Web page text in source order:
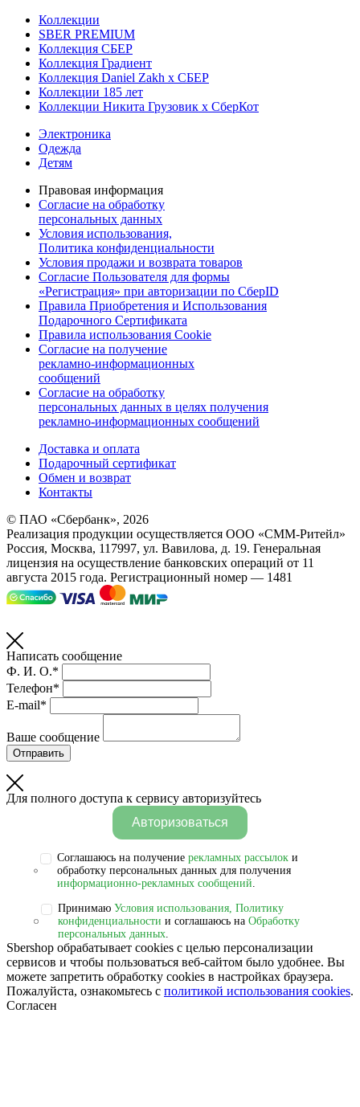
Коллекции
SBER PREMIUM
Коллекция СБЕР
Коллекция Градиент
Коллекция Daniel Zakh x СБЕР
Коллекции 185 лет
Коллекции Никита Грузовик х СберКот
Электроника
Одежда
Детям
Правовая информация
Согласие на обработку
персональных данных
Условия использования,
Политика конфиденциальности
Условия продажи и возврата товаров
Согласие Пользователя для формы
«Регистрация» при авторизации по СберID
Правила Приобретения и Использования
Подарочного Сертификата
Правила использования Cookie
Согласие на получение
рекламно-информационных
сообщений
Согласие на обработку
персональных данных в целях получения
рекламно-информационных сообщений
Доставка и оплата
Подарочный сертификат
Обмен и возврат
Контакты
© ПАО «Сбербанк», 2026
Реализация продукции осуществляется ООО «СММ-Ритейл»
Россия, Москва, 117997, ул. Вавилова, д. 19. Генеральная
лицензия на осуществление банковских операций от 11
августа 2015 года. Регистрационный номер — 1481
Написать сообщение
Ф. И. О.*
Телефон*
E-mail*
Ваше сообщение
Отправить
Для полного доступа к сервису авторизуйтесь
Авторизоваться
Соглашаюсь на получениерекламных рассылок и
обработку персональных данных для получения
информационно-рекламных сообщений
Принимаю Условия использования, Политику
конфиденциальности и соглашаюсь на Обработку
персональных данных.
Sbershop обрабатывает cookies с целью персонализации
сервисов и чтобы пользоваться веб-сайтом было удобнее. Вы
можете запретить обработку сookies в настройках браузера.
Пожалуйста, ознакомьтесь с политикой использования cookies.
Согласен